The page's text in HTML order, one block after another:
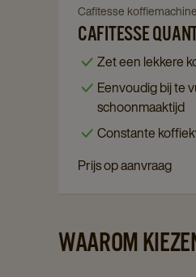
Navigate
to
Cafitesse
Quantum
Touch
details
page
Cafitesse
CAFITESSE
Zet een lekkere
Eenvoudig bij te
schoonmaaktijd
Constante
Prijs op aanvraag
WAAROM